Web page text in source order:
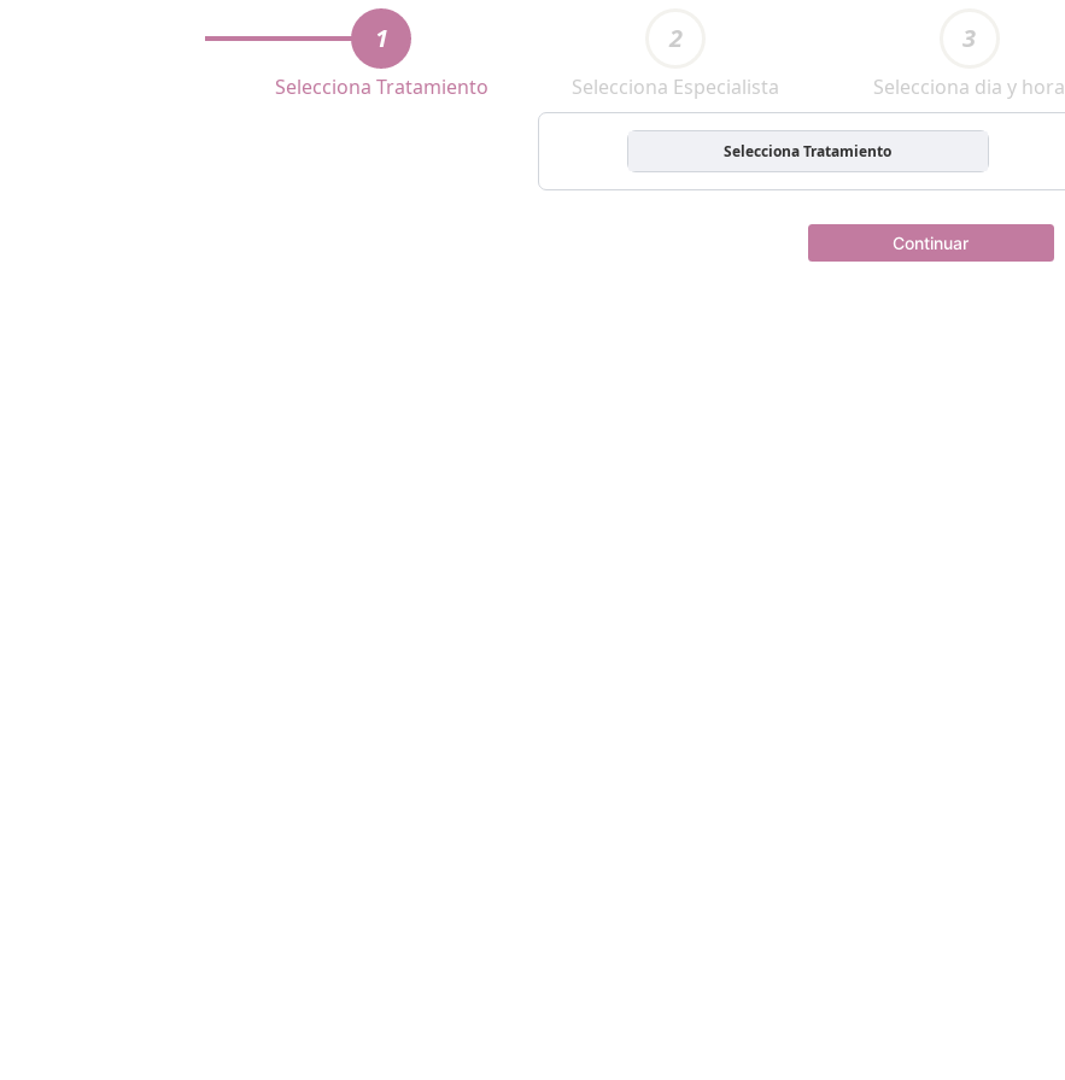
1
Selecciona Tratamiento
2
Selecciona Especialista
3
Selecciona dia y hora
Selecciona Tratamiento
Continuar